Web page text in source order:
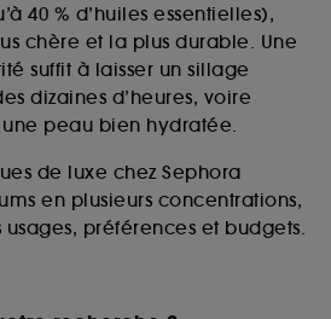
40 % d’huiles essentielles),
chère et la plus durable. Une
suffit à laisser un sillage
dizaines d’heures, voire
une peau bien hydratée.
de luxe chez Sephora
en plusieurs concentrations,
usages, préférences et budgets.